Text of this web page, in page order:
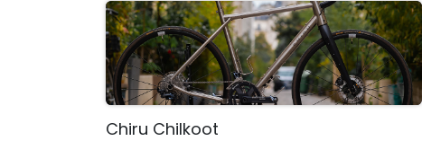
Chiru Chilkoot